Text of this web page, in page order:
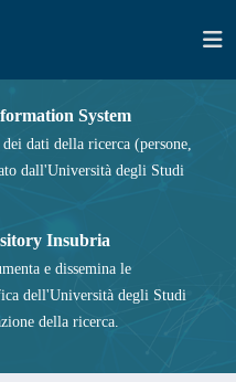
System
dati della ricerca (persone,
dall'Università degli Studi
Insubria
e dissemina le
dell'Università degli Studi
della ricerca.